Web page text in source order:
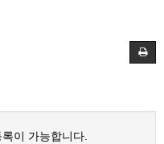
이 가능합니다.